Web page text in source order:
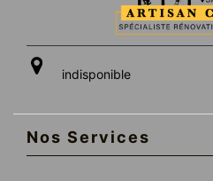
indisponible
Nos Services